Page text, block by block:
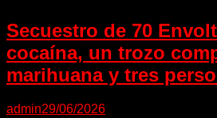
Secuestro de 70
cocaína, un trozo
marihuana y tres
admin29/06/2026